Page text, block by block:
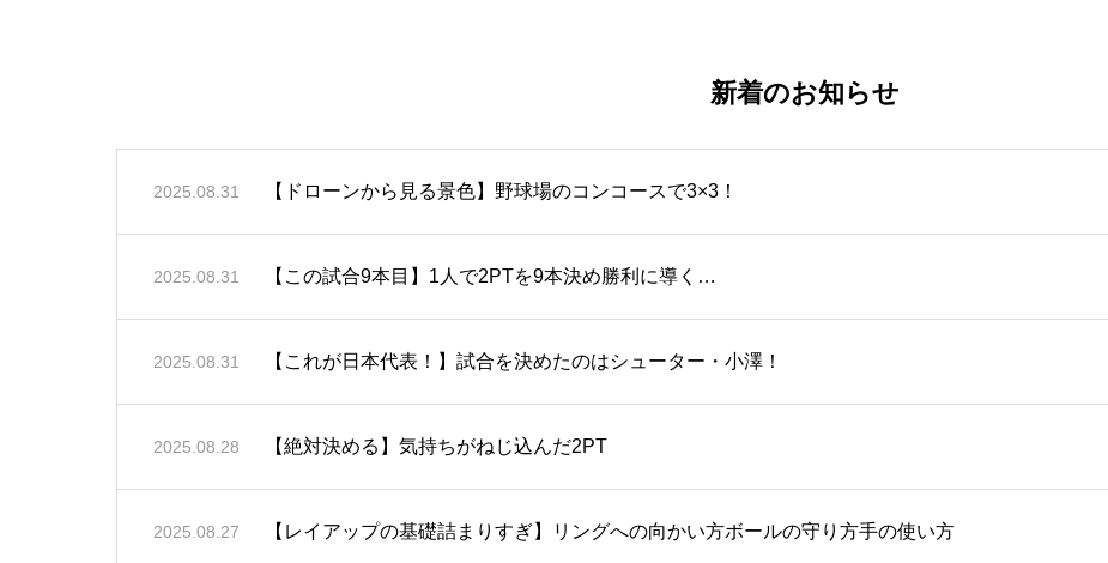
新着のお知らせ
2025.08.31 【ドローンから見る景色】野球場のコンコースで3×3！
2025.08.31 【この試合9本目】1人で2PTを9本決め勝利に導く…
2025.08.31 【これが日本代表！】試合を決めたのはシューター・小澤！
2025.08.28 【絶対決める】気持ちがねじ込んだ2PT
2025.08.27 【レイアップの基礎詰まりすぎ】リングへの向かい方ボールの守り方手の使い方